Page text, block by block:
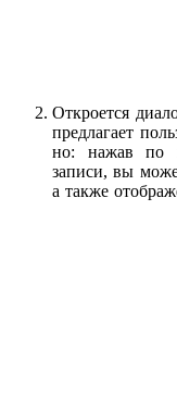
Откроется
предлагает
но: нажав по
записи, вы
а также